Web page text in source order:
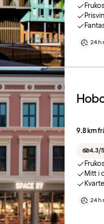
24 h
9.8 km
4.3/5
Mitt i
24 h